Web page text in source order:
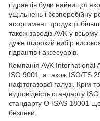
гідрантів були найвищої
ущільнень і
асортимент продукції
також заводів AVK у
дуже широкий вибір
гідрантів і аксесуарів.
Компанія AVK International
ISO 9001, а також ISO/TS
нафтогазової галузі. Крім
відповідність стандарту
стандарту OHSAS 18001
безпеки.